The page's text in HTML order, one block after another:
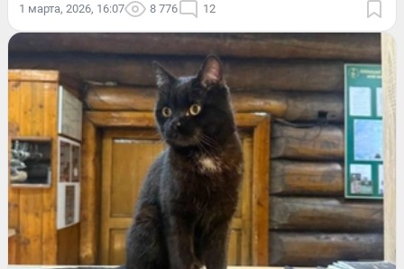
1 марта, 2026, 16:07 8 776 12